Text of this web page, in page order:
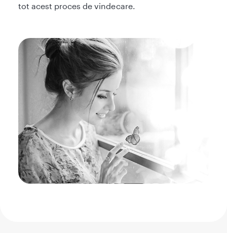
tot acest proces de vindecare.